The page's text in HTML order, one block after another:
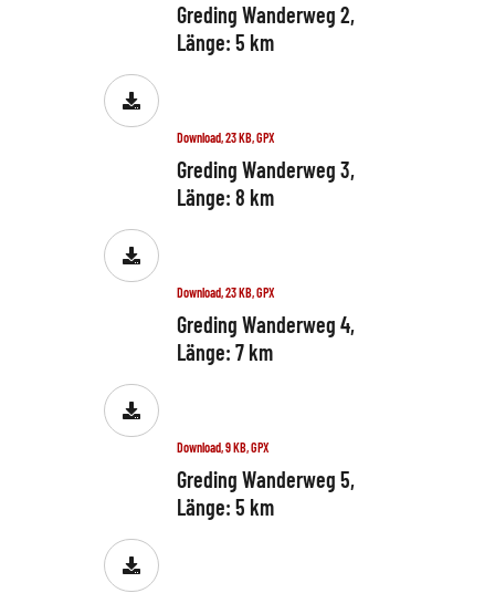
Greding Wanderweg 2,
Länge: 5 km
Download, 23 KB, GPX
Greding Wanderweg 3,
Länge: 8 km
Download, 23 KB, GPX
Greding Wanderweg 4,
Länge: 7 km
Download, 9 KB, GPX
Greding Wanderweg 5,
Länge: 5 km